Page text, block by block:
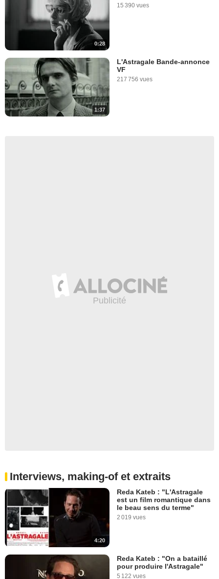
0:28
15 390 vues
1:37
L'Astragale Bande-annonce
VF
217 756 vues
Interviews, making-of et extraits
4:20
Reda Kateb : "L'Astragale
est un film romantique dans
le beau sens du terme"
2 019 vues
Reda Kateb : "On a bataillé
pour produire l'Astragale"
5 122 vues